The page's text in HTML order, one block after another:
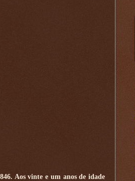
Aos vinte e um anos de idade